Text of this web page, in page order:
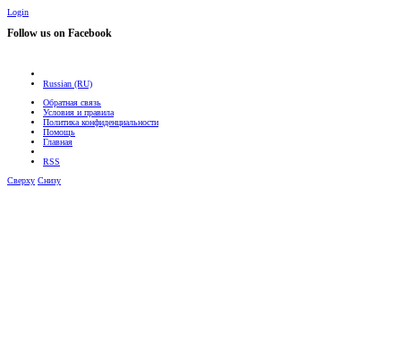
Login
Follow us on Facebook
Russian (RU)
Обратная связь
Условия и правила
Политика конфиденциальности
Помощь
Главная
RSS
Сверху Снизу